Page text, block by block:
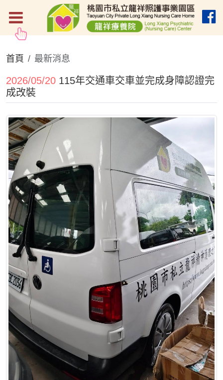
首頁 最新消息
2026/05/20 115年交通車交車並完成身障認證完
成改裝